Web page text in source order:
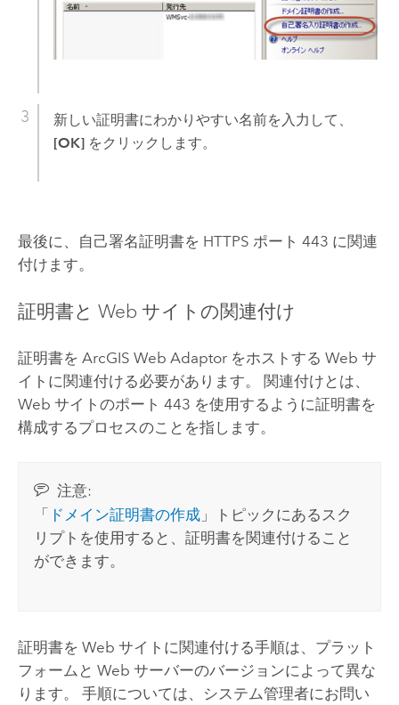
新しい証明書にわかりやすい名前を入力して、
[OK]をクリックします。
最後に、自己署名証明書を HTTPS ポート 443 に関連
付けます。
証明書と Web サイトの関連付け
証明書を ArcGIS Web Adaptorをホストする Web サ
イトに関連付ける必要があります。 関連付けとは、
Web サイトのポート 443 を使用するように証明書を
構成するプロセスのことを指します。
注意:
「 ドメイン証明書の作成 」トピックにあるスク
リプトを使用すると、証明書を関連付けること
ができます。
証明書を Web サイトに関連付ける手順は、プラット
フォームと Web サーバーのバージョンによって異な
ります。 手順については、システム管理者にお問い